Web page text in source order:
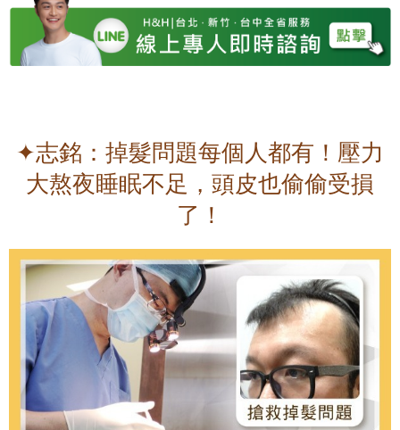
✦志銘：掉髮問題每個人都有！壓力
大熬夜睡眠不足，頭皮也偷偷受損
了！